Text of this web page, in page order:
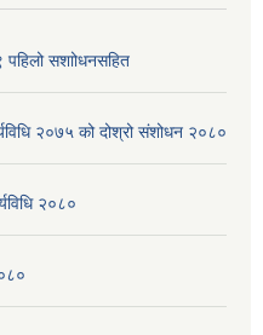
पहिलो स‌शाोधनसहित
२०७५ को दोश्रो संशोधन २०८०
२०८०